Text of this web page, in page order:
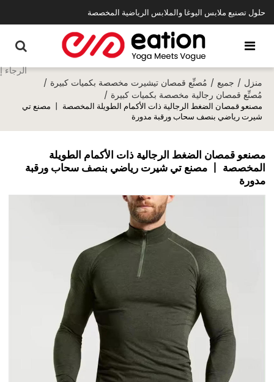
حلول تصنيع ملابس اليوغا والملابس الرياضية المخصصة
منزل / جميع / مُصنِّع قمصان تيشيرت مخصصة بكميات كبيرة /
مُصنِّع قمصان رجالية مخصصة بكميات كبيرة /
مصنعو قمصان الضغط الرجالية ذات الأكمام الطويلة المخصصة 丨 مصنع تي
شيرت رياضي بنصف سحاب ورقبة مدورة
مصنعو قمصان الضغط الرجالية ذات الأكمام الطويلة
المخصصة 丨 مصنع تي شيرت رياضي بنصف سحاب ورقبة
مدورة